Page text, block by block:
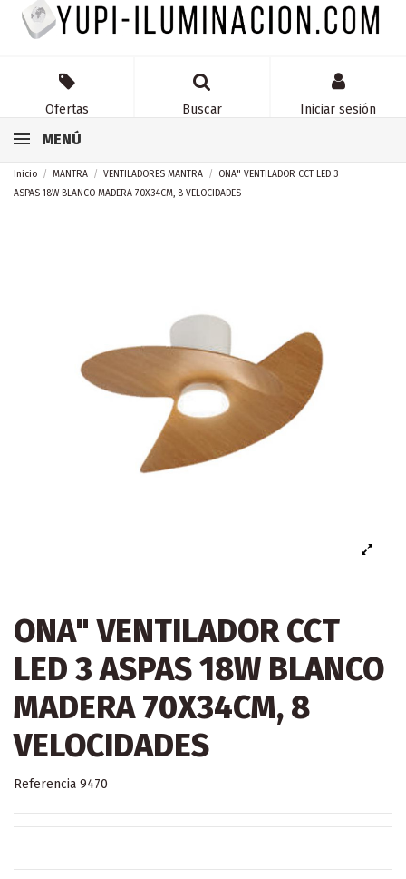
Ofertas Buscar Iniciar sesión
MENÚ
Inicio MANTRA VENTILADORES MANTRA
ONA" VENTILADOR CCT LED 3
ASPAS 18W BLANCO MADERA 70X34CM, 8 VELOCIDADES
ONA" VENTILADOR CCT
LED 3 ASPAS 18W BLANCO
MADERA 70X34CM, 8
VELOCIDADES
Referencia 9470